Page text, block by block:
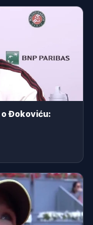
Đokoviću: